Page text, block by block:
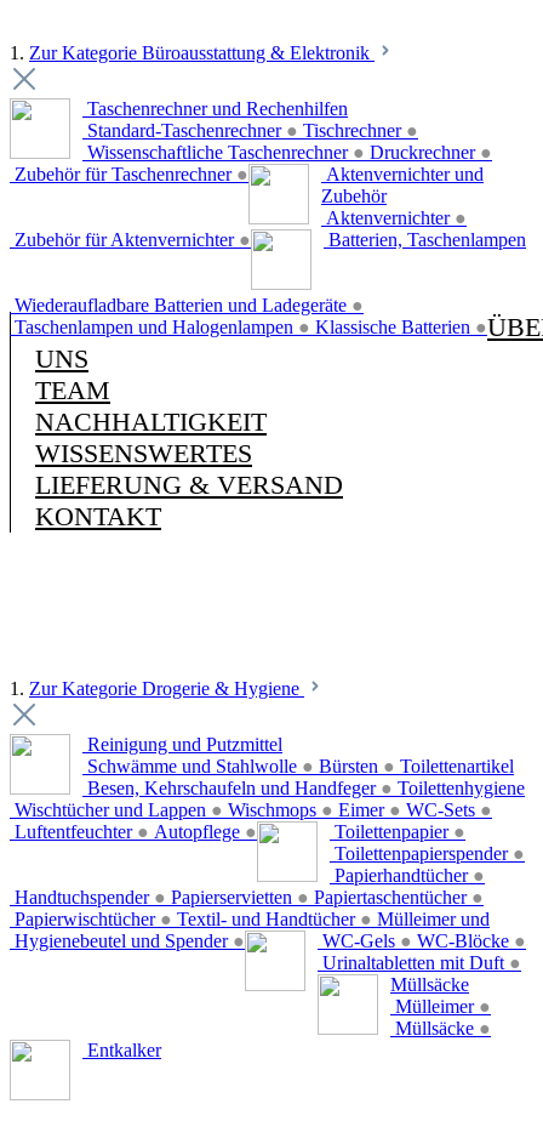
1. Zur Kategorie Büroausstattung & Elektronik
Taschenrechner und Rechenhilfen
Standard-Taschenrechner ● Tischrechner ●
Wissenschaftliche Taschenrechner ● Druckrechner ●
Zubehör für Taschenrechner ●
Aktenvernichter und
Zubehör
Aktenvernichter ●
Zubehör für Aktenvernichter ● Batterien, Taschenlampen
Wiederaufladbare Batterien und Ladegeräte ●
Taschenlampen und Halogenlampen ● Klassische Batterien ●
UNS
TEAM
NACHHALTIGKEIT
WISSENSWERTES
LIEFERUNG & VERSAND
KONTAKT
1. Zur Kategorie Drogerie & Hygiene
Reinigung und Putzmittel
Schwämme und Stahlwolle ● Bürsten ●
Besen, Kehrschaufeln und Handfeger ●
Wischtücher und Lappen ● Wischmops ● Eimer ● WC-Sets ●
Luftentfeuchter ● Autopflege ●
Toilettenartikel
Toilettenpapier ●
Toilettenpapierspender ●
Papierhandtücher ●
Handtuchspender ● Papierservietten ● Papiertaschentücher ●
Papierwischtücher ● Textil- und Handtücher ●
Hygienebeutel und Spender ●
Toilettenhygiene
WC-Gels ● WC-Blöcke ●
Urinaltabletten mit Duft ●
Mülleimer und
Müllsäcke
Mülleimer ●
Müllsäcke ●
Entkalker